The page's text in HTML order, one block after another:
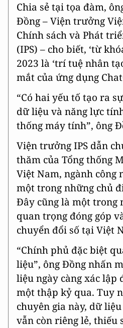
Chia sẻ tại tọa đàm,
Đồng – Viện trưởng
Chính sách và Phát
(IPS) – cho biết, ‘từ
2023 là ‘trí tuệ nhân
mắt của ứng dụng
“Có hai yếu tố tạo ra
dữ liệu và năng lực
thống máy tính”, ông
Viện trưởng IPS dẫn
thăm của Tổng thống
Việt Nam, ngành công
một trong những chủ
Đây cũng là một trong
quan trọng đóng góp
chuyển đổi số tại Việt
“Chính phủ đặc biệt
liệu”, ông Đồng nhấn
liệu ngày càng xác
một thập kỷ qua. Tuy
chuyên gia này, dữ
vẫn còn riêng lẻ, thiếu